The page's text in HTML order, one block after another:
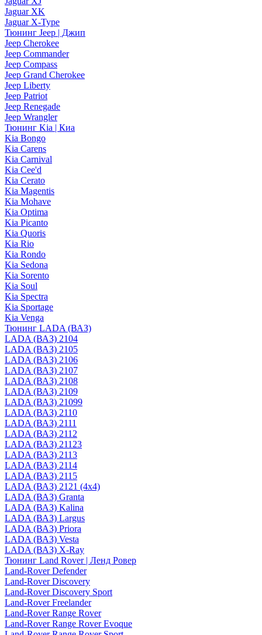
Jaguar XK
Jaguar X-Type
Тюнинг Jeep | Джип
Jeep Cherokee
Jeep Commander
Jeep Compass
Jeep Grand Cherokee
Jeep Liberty
Jeep Patriot
Jeep Renegade
Jeep Wrangler
Тюнинг Kia | Киа
Kia Bongo
Kia Carens
Kia Carnival
Kia Cee'd
Kia Cerato
Kia Magentis
Kia Mohave
Kia Optima
Kia Picanto
Kia Quoris
Kia Rio
Kia Rondo
Kia Sedona
Kia Sorento
Kia Soul
Kia Spectra
Kia Sportage
Kia Venga
Тюнинг LADA (ВАЗ)
LADA (ВАЗ) 2104
LADA (ВАЗ) 2105
LADA (ВАЗ) 2106
LADA (ВАЗ) 2107
LADA (ВАЗ) 2108
LADA (ВАЗ) 2109
LADA (ВАЗ) 21099
LADA (ВАЗ) 2110
LADA (ВАЗ) 2111
LADA (ВАЗ) 2112
LADA (ВАЗ) 21123
LADA (ВАЗ) 2113
LADA (ВАЗ) 2114
LADA (ВАЗ) 2115
LADA (ВАЗ) 2121 (4x4)
LADA (ВАЗ) Granta
LADA (ВАЗ) Kalina
LADA (ВАЗ) Largus
LADA (ВАЗ) Priora
LADA (ВАЗ) Vesta
LADA (ВАЗ) X-Ray
Тюнинг Land Rover | Ленд Ровер
Land-Rover Defender
Land-Rover Discovery
Land-Rover Discovery Sport
Land-Rover Freelander
Land-Rover Range Rover
Land-Rover Range Rover Evoque